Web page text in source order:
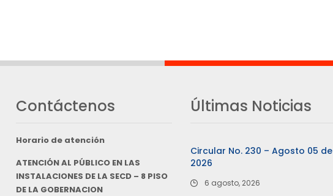
Contáctenos
Horario de atención
ATENCIÓN AL PÚBLICO EN LAS
INSTALACIONES DE LA SECD – 8 PISO
DE LA GOBERNACION
Últimas Noticias
Circular No. 230 – Agosto 05 de
2026
6 agosto, 2026